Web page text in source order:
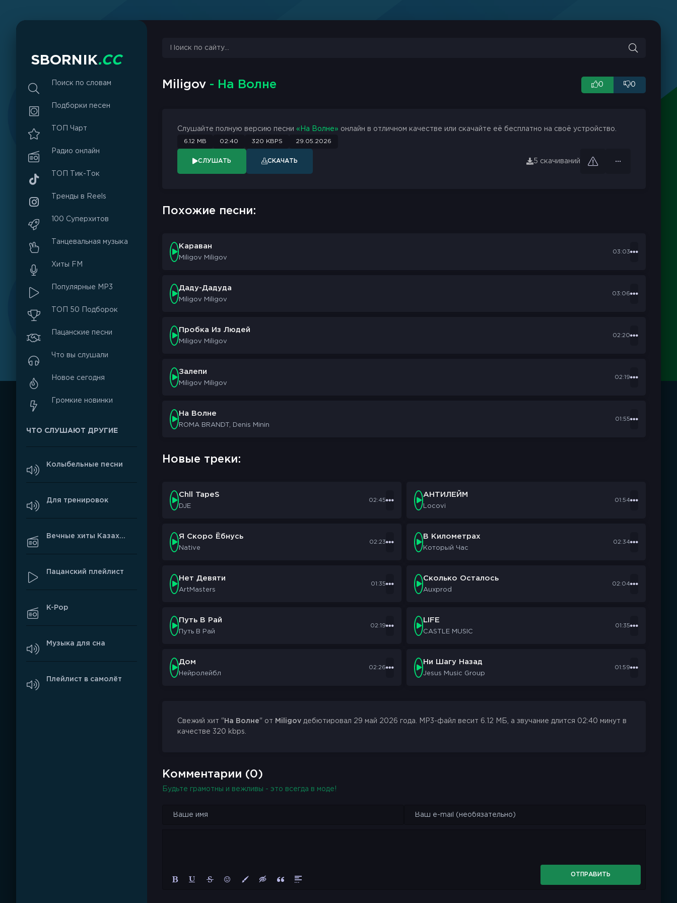
S BO R N K.CC
Miligov - На Волне 0 0
Слушайте полную версию песни «На Волне» онлайн в отличном качестве или скачайте её бесплатно на своё устройство.
6.12 MB 02:40 320 KBPS 29.05.2026
СЛУШАТЬ СКАЧАТЬ 5 скачиваний
Похожие песни:
Караван
Miligov Miligov
03:03
Даду-Дадуда
Miligov Miligov
03:06
Пробка Из Людей
Miligov Miligov
02:20
Залепи
Miligov Miligov
02:19
На Волне
ROMA BRANDT, Denis Minin
01:55
Новые треки:
Chll TapeS
DJE
02:45
АНТИЛЕЙМ
Locovi
01:54
Я Скоро Ёбнусь
Native
02:23
В Километрах
Который Час
02:34
Нет Девяти
ArtMasters
01:35
Сколько Осталось
Auxprod
02:04
Путь В Рай
Путь В Рай
02:19
LIFE
CASTLE MUSIC
01:35
Дом
Нейролейбл
02:26
Ни Шагу Назад
Jesus Music Group
01:59
Свежий хит " На Волне" от Miligov дебютировал 29 май 2026 года. MP3-файл весит 6.12 МБ, а звучание длится 02:40 минут в
качестве 320 kbps.
Комментарии (0)
Будьте грамотны и вежливы - это всегда в моде!
ОТПРАВИТЬ
Поиск по словам
Подборки песен
ТОП Чарт
Радио онлайн
ТОП Тик-Ток
Тренды в Reels
100 Суперхитов
Танцевальная музыка
Хиты FM
Популярные MP3
ТОП 50 Подборок
Пацанские песни
Что вы слушали
Новое сегодня
Громкие новинки
ЧТО СЛУШАЮТ ДРУГИЕ
Колыбельные песни
Для тренировок
Вечные хиты Казахстана
Пацанский плейлист
K-Pop
Музыка для сна
Плейлист в самолёт